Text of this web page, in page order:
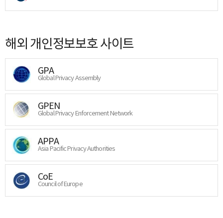
해외 개인정보보호 사이트
GPA
Global Privacy Assembly
GPEN
Global Privacy Enforcement Network
APPA
Asia Pacific Privacy Authorities
CoE
Council of Europe